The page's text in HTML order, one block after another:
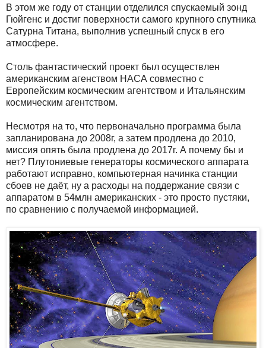
В этом же году от станции отделился спускаемый зонд
Гюйгенс и достиг поверхности самого крупного спутника
Сатурна Титана, выполнив успешный спуск в его
атмосфере.
Столь фантастический проект был осуществлен
американским агенством НАСА совместно с
Европейским космическим агентством и Итальянским
космическим агентством.
Несмотря на то, что первоначально программа была
запланирована до 2008г, а затем продлена до 2010,
миссия опять была продлена до 2017г. А почему бы и
нет? Плутониевые генераторы космического аппарата
работают исправно, компьютерная начинка станции
сбоев не даёт, ну а расходы на поддержание связи с
аппаратом в 54млн американских - это просто пустяки,
по сравнению с получаемой информацией.